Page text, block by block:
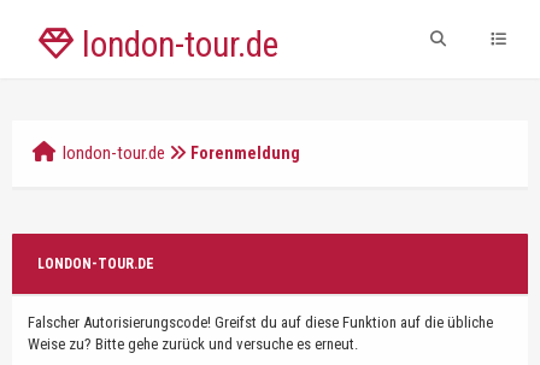
london-tour.de
london-tour.de Forenmeldung
LONDON-TOUR.DE
Falscher Autorisierungscode! Greifst du auf diese Funktion auf die übliche
Weise zu? Bitte gehe zurück und versuche es erneut.